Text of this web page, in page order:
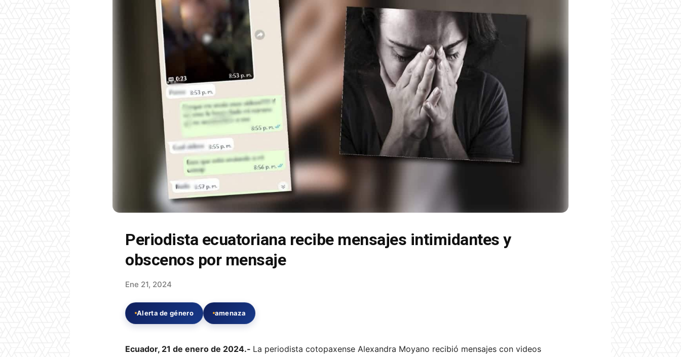
Periodista ecuatoriana recibe mensajes intimidantes y
obscenos por mensaje
Ene 21, 2024
Alerta de género amenaza
Ecuador, 21 de enero de 2024.- La periodista cotopaxense Alexandra Moyano recibió mensajes con videos